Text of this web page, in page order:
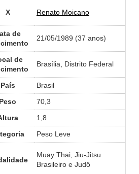
X Renato Moicano
de
21/05/1989 (37 anos)
de
Brasília, Distrito Federal
País
Brasil
Peso
70,3
1,8
Peso Leve
Muay Thai, Jiu-Jitsu
Brasileiro e Judô